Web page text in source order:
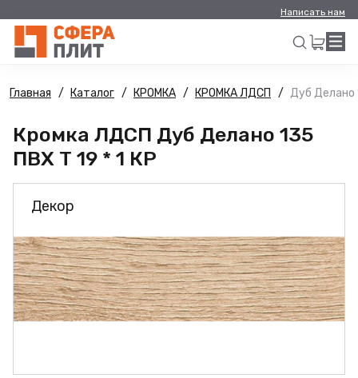
Написать нам
Искать
Главная Каталог КРОМКА КРОМКА ЛДСП Дуб Делано
Кромка ЛДСП Дуб Делано 135
ПВХ Т 19 * 1 КР
Декор